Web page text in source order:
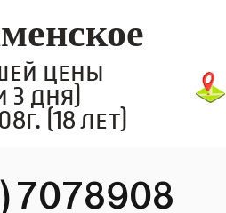
цены
3 дня)
(18 лет)